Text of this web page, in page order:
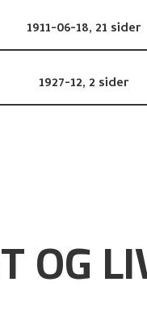
1911-06-18, 21 sider
1927-12, 2 sider
OG